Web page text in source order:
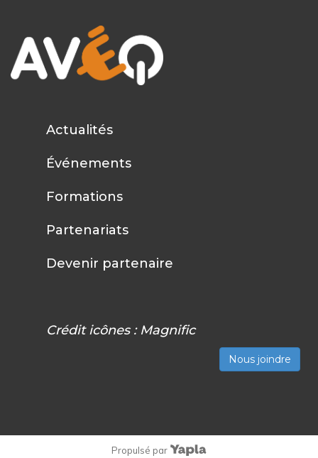
Actualités
Événements
Formations
Partenariats
Devenir partenaire
Crédit icônes : Magnific
Nous joindre
Propulsé par